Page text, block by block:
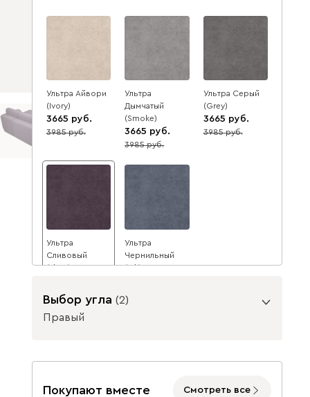
Ультра Айвори
(Ivory)
3665
8
3985
Ультра
Дымчатый
(Smoke)
3665
8
3985
Ультра Серый
(Grey)
3665
8
3985
Ультра
Сливовый
(Plum)
3985
Ультра
Чернильный
(Ink)
3985
Выбор угла (2)
Правый
Покупают вместе Смотреть все